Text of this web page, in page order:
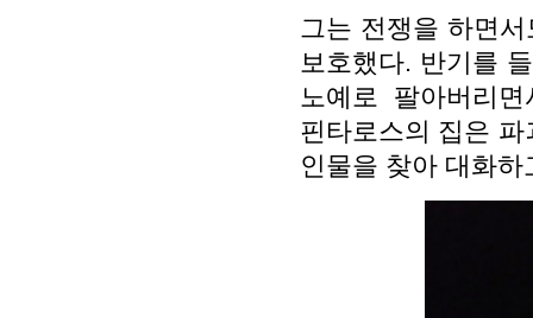
그는 전쟁을 하면
보호했다. 반기를
노예로 팔아버리
핀타로스의 집은
인물을 찾아 대화